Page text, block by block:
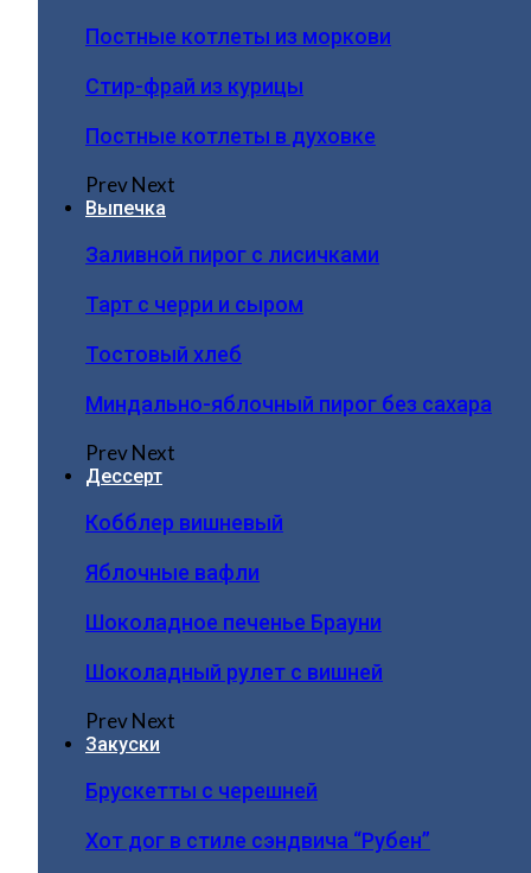
Постные котлеты из моркови
Стир-фрай из курицы
Постные котлеты в духовке
PrevNext
Выпечка
Заливной пирог с лисичками
Тарт с черри и сыром
Тостовый хлеб
Миндально-яблочный пирог без сахара
PrevNext
Дессерт
Кобблер вишневый
Яблочные вафли
Шоколадное печенье Брауни
Шоколадный рулет с вишней
PrevNext
Закуски
Брускетты с черешней
Хот дог в стиле сэндвича “Рубен”